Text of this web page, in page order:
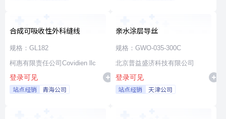
合成可吸收性外科缝线
规格：GL182
柯惠有限责任公司Covidien llc
登录可见
站点经销 青海公司
亲水涂层导丝
规格：GWO-035-300C
北京普益盛济科技有限公司
登录可见
站点经销 天津公司